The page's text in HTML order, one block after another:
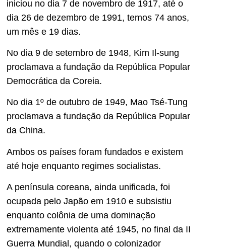
iniciou no dia 7 de novembro de 1917, até o
dia 26 de dezembro de 1991, temos 74 anos,
um mês e 19 dias.
No dia 9 de setembro de 1948, Kim Il-sung
proclamava a fundação da República Popular
Democrática da Coreia.
No dia 1º de outubro de 1949, Mao Tsé-Tung
proclamava a fundação da República Popular
da China.
Ambos os países foram fundados e existem
até hoje enquanto regimes socialistas.
A península coreana, ainda unificada, foi
ocupada pelo Japão em 1910 e subsistiu
enquanto colônia de uma dominação
extremamente violenta até 1945, no final da II
Guerra Mundial, quando o colonizador